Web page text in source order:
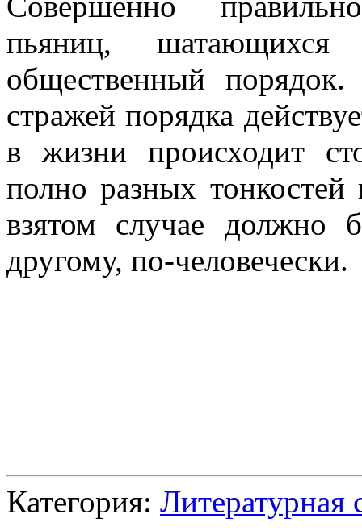
пьяниц,
общественный
стражей порядка
в жизни происходит
полно разных
взятом случае должно
другому, по-человечески.
Категория: Литературная